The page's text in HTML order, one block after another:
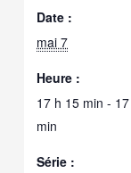
Date :
mai 7
Heure :
17 h 15 min -
min
Série :